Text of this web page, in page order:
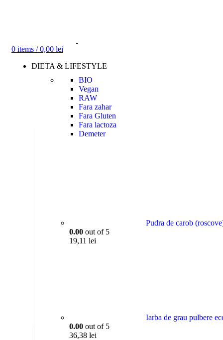
0 items / 0,00 lei
DIETA & LIFESTYLE
BIO
Vegan
RAW
Fara zahar
Fara Gluten
Fara lactoza
Demeter
Pudra de carob
0.00 out of 5
19,11 lei
Iarba de grau pulbere
0.00 out of 5
36,38 lei